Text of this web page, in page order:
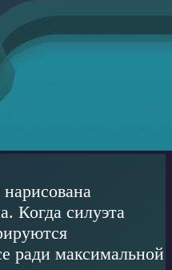
Когда силуэта
ради максимальной